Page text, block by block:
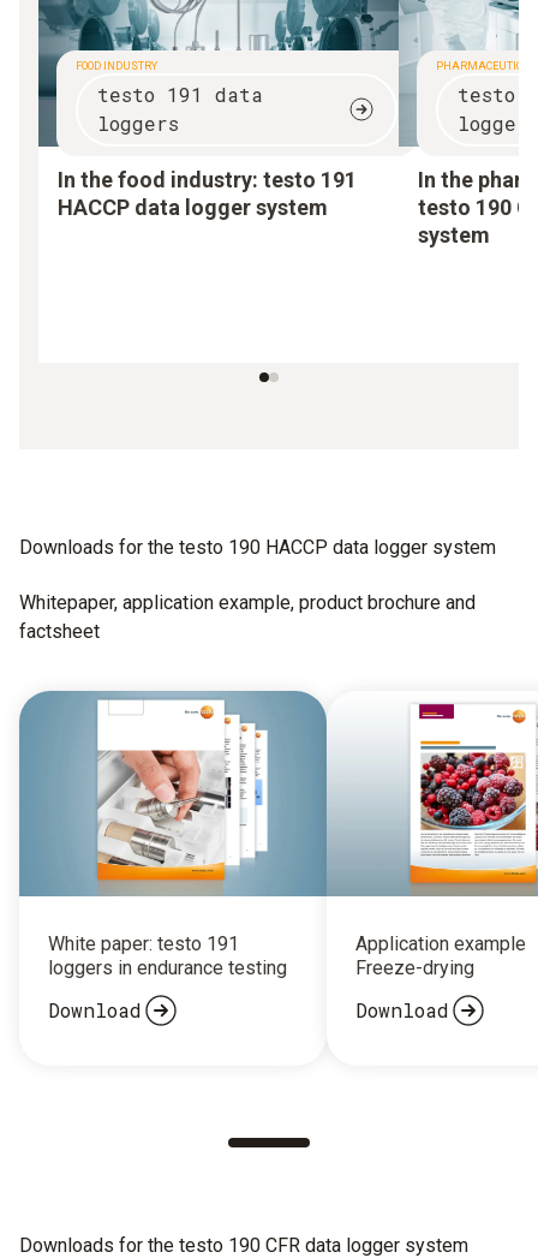
FOOD INDUSTRY
testo 191 data
loggers
In the food industry: testo 191
HACCP data logger system
testo
loggers
In the
testo 190
system
Downloads for the testo 190 HACCP data logger system
Whitepaper, application example, product brochure and
factsheet
White paper: testo 191
loggers in endurance testing
Download
Application example
Freeze-drying
Download
Downloads for the testo 190 CFR data logger system